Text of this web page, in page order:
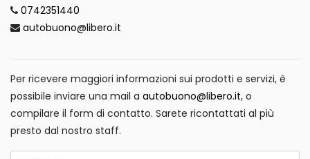
0742351440
autobuono@libero.it
Per ricevere maggiori informazioni sui prodotti e servizi, è
possibile inviare una mail a autobuono@libero.it, o
compilare il form di contatto. Sarete ricontattati al più
presto dal nostro staff.